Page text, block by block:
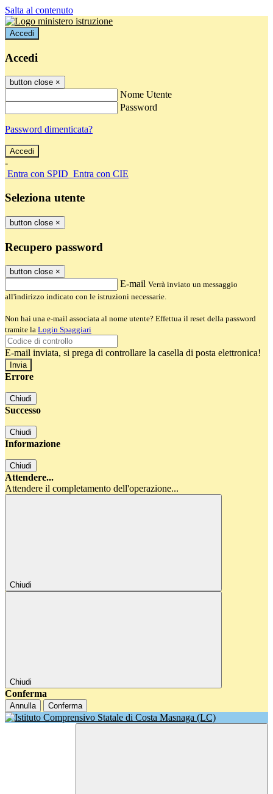
Salta al contenuto
Accedi
Accedi
button close ×
Nome Utente
Password
Password dimenticata?
-
Entra con SPID Entra con CIE
Seleziona utente
button close ×
Recupero password
button close ×
E-mail Verrà inviato un messaggio
all'indirizzo indicato con le istruzioni necessarie.
Non hai una e-mail associata al nome utente? Effettua il reset della password
tramite la Login Spaggiari
E-mail inviata, si prega di controllare la casella di posta elettronica!
Errore
Chiudi
Successo
Chiudi
Informazione
Chiudi
Attendere...
Attendere il completamento dell'operazione...
Chiudi
Chiudi
Conferma
Annulla Conferma